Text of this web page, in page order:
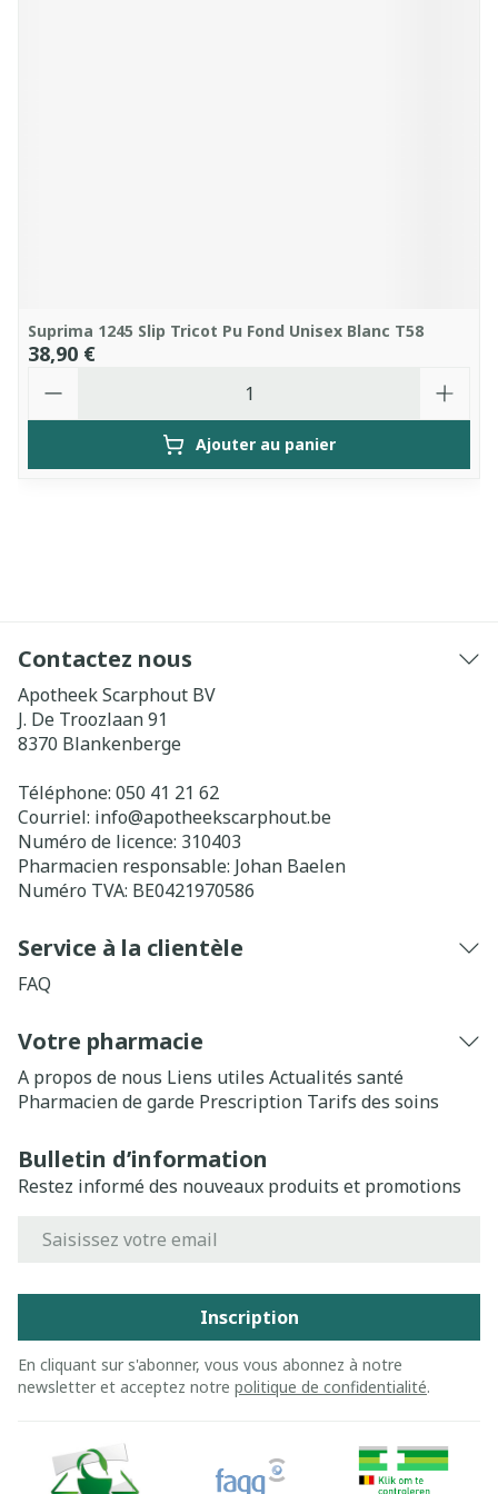
Suprima 1245 Slip Tricot Pu Fond Unisex Blanc T58
38,90 €
Ajouter au panier
Contactez nous
Apotheek Scarphout BV
J. De Troozlaan 91
8370 Blankenberge
Téléphone: 050 41 21 62
Courriel: info@apotheekscarphout.be
Numéro de licence: 310403
Pharmacien responsable: Johan Baelen
Numéro TVA: BE0421970586
Service à la clientèle
FAQ
Votre pharmacie
A propos de nous Liens utiles Actualités santé
Pharmacien de garde Prescription Tarifs des soins
Bulletin d’information
Restez informé des nouveaux produits et promotions
Inscription
En cliquant sur s'abonner, vous vous abonnez à notre
newsletter et acceptez notre politique de confidentialité.